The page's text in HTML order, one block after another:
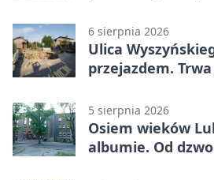
6 sierpnia 2026
Ulica
przejazdem.
5 sierpnia 2026
Osiem wieków
albumie. Od